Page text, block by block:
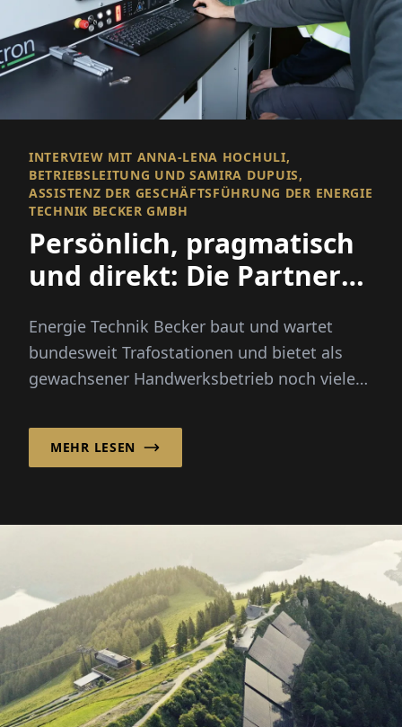
INTERVIEW MIT ANNA-LENA HOCHULI,
BETRIEBSLEITUNG UND SAMIRA DUPUIS,
ASSISTENZ DER GESCHÄFTSFÜHRUNG DER ENERGIE
TECHNIK BECKER GMBH
Persönlich, pragmatisch
und direkt: Die Partner
Energie Technik Becker baut und wartet
bundesweit Trafostationen und bietet als
gewachsener Handwerksbetrieb noch viele
MEHR LESEN